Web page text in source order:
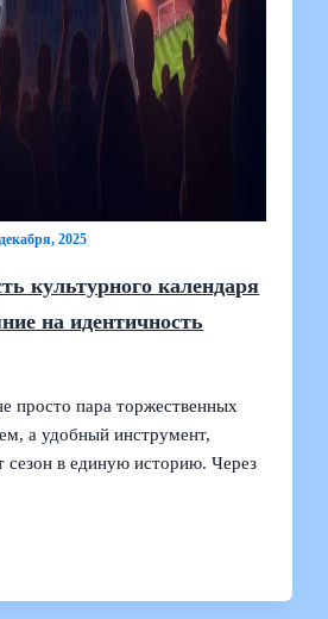
2025
культурного календаря
на идентичность
просто пара торжественных
а удобный инструмент,
сезон в единую историю. Через